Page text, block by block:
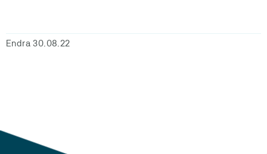
Endra 30.08.22